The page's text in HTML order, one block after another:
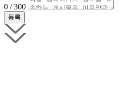
0 / 300